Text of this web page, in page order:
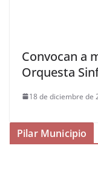
Convocan a
Orquesta
18 de diciembre de
Pilar Municipio